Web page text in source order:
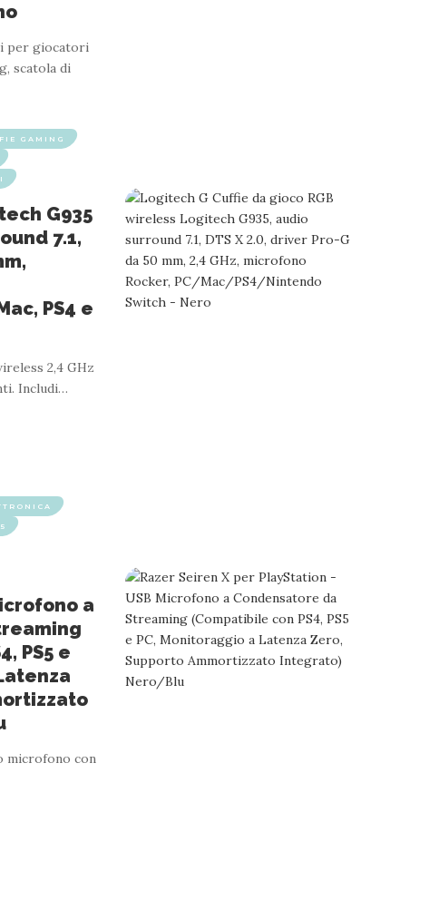
5 VIDEOGIOCHI
PS4, PS5, Switch, Mobile, Jack Audio 3.5
Nero
design comodo e leggero che non si nota nemmeno - assicurati
vittoria con un
per giocatori
scatola di
GAMING
G935
7.1,
PS4 e
2,4 GHz
Includi…
a
PS5 e
microfono con